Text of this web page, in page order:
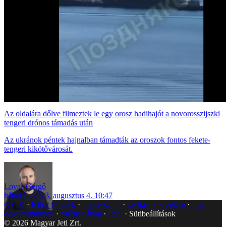
Az oldalára dőlve filmeztek le egy orosz hadihajót a novorosszijszki
tengeri drónos támadás után
Az ukránok péntek hajnalban támadták az oroszok fontos fekete-
tengeri kikötővárosát.
Lovas Gergő
háború
2023. augusztus 4. 10:47
GYIK
Hibát jelentek Impresszum Javítások kezelése
Jogi
dokumentumok
Médiaajánlat RSS
Sütibeállítások
© 2026 Magyar Jeti Zrt.